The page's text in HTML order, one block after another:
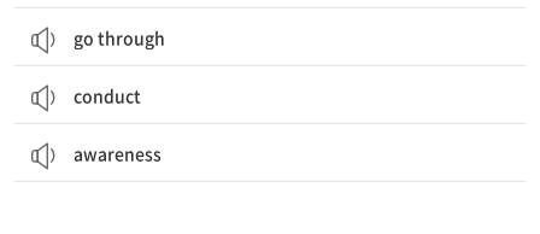
go through
conduct
awareness